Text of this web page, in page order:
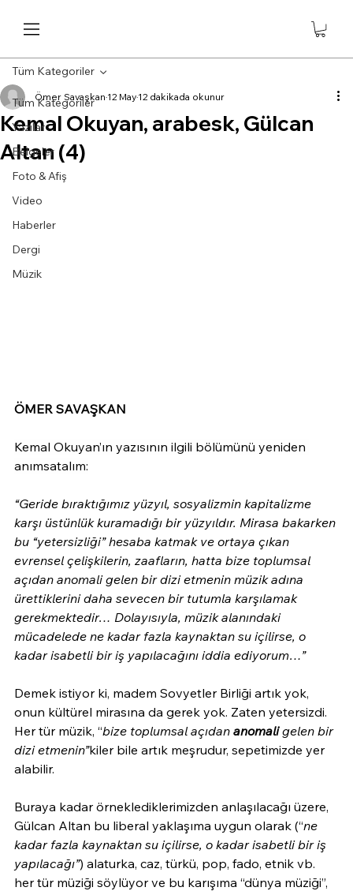
Tüm Kategoriler
Yazılar
Belgeler
Foto & Afiş
Video
Haberler
Dergi
Müzik
Tüm Kategoriler
Kemal Okuyan, arabesk, Gülcan
Altan (4)
Ömer Savaşkan 12 May 12 dakikada okunur
ÖMER SAVAŞKAN
Kemal Okuyan’ın yazısının ilgili bölümünü yeniden
anımsatalım:
“Geride bıraktığımız yüzyıl, sosyalizmin kapitalizme
karşı üstünlük kuramadığı bir yüzyıldır. Mirasa bakarken
bu “yetersizliği” hesaba katmak ve ortaya çıkan
evrensel çelişkilerin, zaafların, hatta bize toplumsal
açıdan anomali gelen bir dizi etmenin müzik adına
ürettiklerini daha sevecen bir tutumla karşılamak
gerekmektedir… Dolayısıyla, müzik alanındaki
mücadelede ne kadar fazla kaynaktan su içilirse, o
kadar isabetli bir iş yapılacağını iddia ediyorum…”
Demek istiyor ki, madem Sovyetler Birliği artık yok,
onun kültürel mirasına da gerek yok. Zaten yetersizdi.
Her tür müzik, “bize toplumsal açıdan anomali gelen bir
dizi etmenin”kiler bile artık meşrudur, sepetimizde yer
alabilir.
Buraya kadar örneklediklerimizden anlaşılacağı üzere,
Gülcan Altan bu liberal yaklaşıma uygun olarak (“ne
kadar fazla kaynaktan su içilirse, o kadar isabetli bir iş
yapılacağı”) alaturka, caz, türkü, pop, fado, etnik vb.
her tür müziği söylüyor ve bu karışıma “dünya müziği”,